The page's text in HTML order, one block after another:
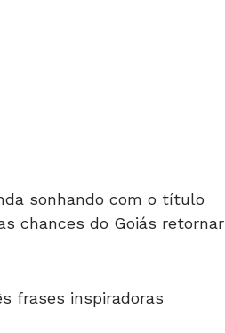
sonhando com o título
chances do Goiás retornar
frases inspiradoras